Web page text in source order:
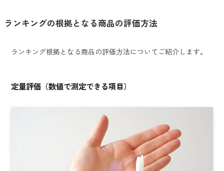
ランキングの根拠となる商品の評価方法
ランキング根拠となる商品の評価方法についてご紹介します。
定量評価（数値で測定できる項目）